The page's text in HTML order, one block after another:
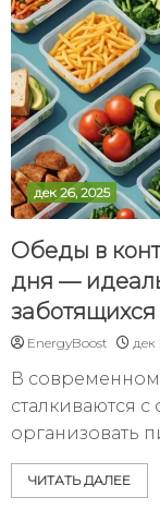
дек 26, 2025
Обеды в
дня —
EnergyBoost дек
В
сталкиваются
организовать
ЧИТАТЬ ДАЛЕЕ